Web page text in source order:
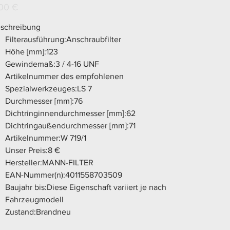
Filterausführung:Anschraubfilter
Höhe [mm]:123
Gewindemaß:3 / 4-16 UNF
Artikelnummer des empfohlenen
Spezialwerkzeuges:LS 7
Durchmesser [mm]:76
Dichtringinnendurchmesser [mm]:62
Dichtringaußendurchmesser [mm]:71
Artikelnummer:W 719/1
Unser Preis:8 €
Hersteller:MANN-FILTER
EAN-Nummer(n):4011558703509
Baujahr bis:Diese Eigenschaft variiert je nach
Fahrzeugmodell
Zustand:Brandneu